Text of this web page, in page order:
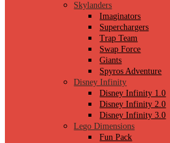
Skylanders
Imaginators
Superchargers
Trap Team
Swap Force
Giants
Spyros Adventure
Disney Infinity
Disney Infinity 1.0
Disney Infinity 2.0
Disney Infinity 3.0
Lego Dimensions
Fun Pack